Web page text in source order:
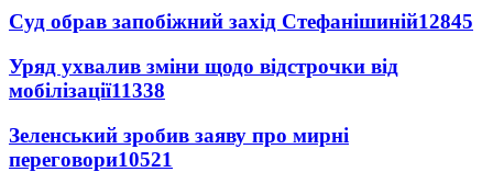
Суд обрав запобіжний захід Стефанішиній12845
Уряд ухвалив зміни щодо відстрочки від
мобілізації11338
Зеленський зробив заяву про мирні
переговори10521